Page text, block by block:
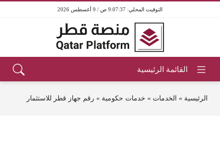
9:07:37 ص / 9 أغسطس 2026
الرئيسية » الخدمات » خدمات حكومية » رقم جهاز قطر للاستثمار